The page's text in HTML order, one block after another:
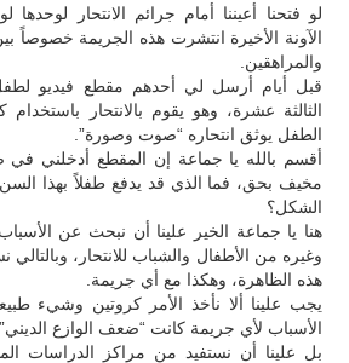
لو فتحنا أعيننا أمام جرائم الانتحار لوحدها
الآونة الأخيرة انتشرت هذه الجريمة خصوصاً
والمراهقين.
قبل أيام أرسل لي أحدهم مقطع فيديو
الثالثة عشرة، وهو يقوم بالانتحار باستخدام
الطفل يوثق انتحاره “صوت وصورة”.
أقسم بالله يا جماعة إن المقطع أدخلني
مخيف بحق، فما الذي قد يدفع طفلاً بهذا السن
الشكل؟
هنا يا جماعة الخير علينا أن نبحث عن
وغيره من الأطفال والشباب للانتحار،
هذه الظاهرة، وهكذا مع أي جريمة.
يجب علينا ألا نأخذ الأمر كروتين وشيء
الأسباب لأي جريمة كانت “ضعف الوازع الديني”.
بل علينا أن نستفيد من مراكز الدراسات